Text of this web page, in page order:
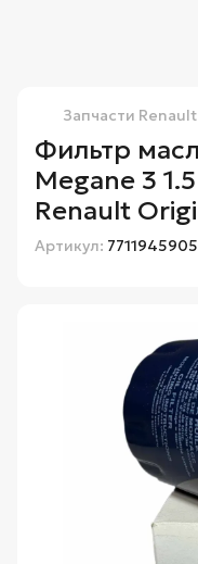
Запчасти Renault
Фильтр
Megane 3
Renault
Артикул: 7711945905